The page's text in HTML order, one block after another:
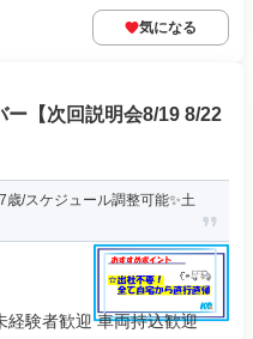
気になる
【次回説明会8/19 8/22
歳/スケジュール調整可能✨土
経験者歓迎 車両持込歓迎